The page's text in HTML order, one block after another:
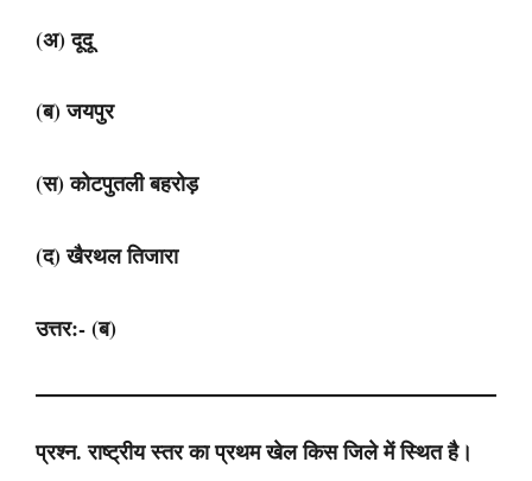
(अ) दूदू
(ब) जयपुर
(स) कोटपुतली बहरोड़
(द) खैरथल तिजारा
उत्तर:- (ब)
प्रश्न. राष्ट्रीय स्तर का प्रथम खेल किस जिले में स्थित है।